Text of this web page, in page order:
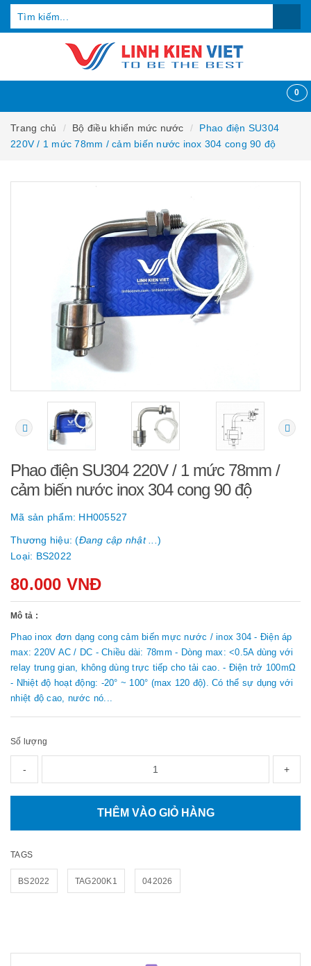
0
Trang chủ Bộ điều khiển mức nước
Phao điện SU304
220V / 1 mức 78mm / cảm biến nước inox 304 cong 90 độ
Phao điện SU304 220V / 1 mức 78mm /
cảm biến nước inox 304 cong 90 độ
Mã sản phẩm: HH005527
Thương hiệu: (Đang cập nhật ... )
Loại: BS2022
80.000 VNĐ
Mô tả :
Phao inox đơn dạng cong cảm biến mực nước / inox 304 - Điện áp
max: 220V AC / DC - Chiều dài: 78mm - Dòng max: <0.5A dùng với
relay trung gian, không dùng trực tiếp cho tải cao. - Điện trở 100mΩ
- Nhiệt độ hoạt động: -20° ~ 100° (max 120 độ). Có thể sự dụng với
nhiệt độ cao, nước nó...
Số lượng
- +
THÊM VÀO GIỎ HÀNG
TAGS
BS2022 TAG200K1 042026